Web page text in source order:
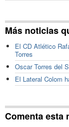
Más noticias
El CD Atlético
Torres
Oscar Torres del
El Lateral Colom
Comenta esta